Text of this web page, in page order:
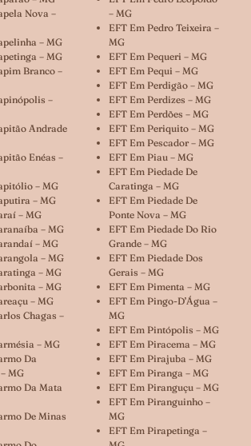
Nova –
– MG
– MG
Branco –
–
Andrade
Enéas –
– MG
– MG
– MG
– MG
– MG
– MG
– MG
– MG
– MG
Chagas –
– MG
Da
MG
Da Mata
De Minas
– MG
EFT Em Pedro Teixeira –
MG
EFT Em Pequeri – MG
EFT Em Pequi – MG
EFT Em Perdigão – MG
EFT Em Perdizes – MG
EFT Em Perdões – MG
EFT Em Periquito – MG
EFT Em Pescador – MG
EFT Em Piau – MG
EFT Em Piedade De
Caratinga – MG
EFT Em Piedade De
Ponte Nova – MG
EFT Em Piedade Do Rio
Grande – MG
EFT Em Piedade Dos
Gerais – MG
EFT Em Pimenta – MG
EFT Em Pingo-D’Água –
MG
EFT Em Pintópolis – MG
EFT Em Piracema – MG
EFT Em Pirajuba – MG
EFT Em Piranga – MG
EFT Em Piranguçu – MG
EFT Em Piranguinho –
MG
EFT Em Pirapetinga –